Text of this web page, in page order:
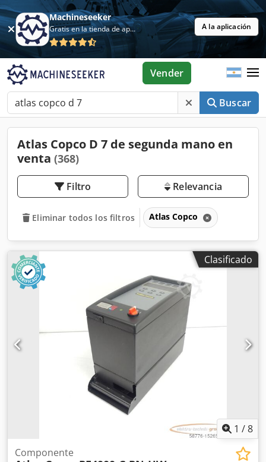
Machineseeker
Gratis en la tienda de aplicaciones A la aplicación
Buscar
Vender
Atlas Copco D 7 de segunda mano en
venta (368)
Filtro Relevancia
Eliminar todos los filtros Atlas Copco
Clasificado
1 /8
Componente